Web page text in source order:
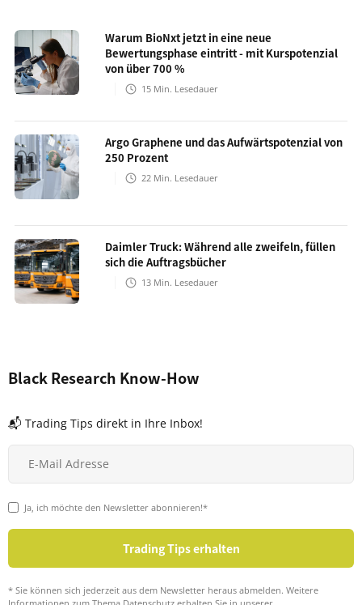
Warum BioNxt jetzt in eine neue
Bewertungsphase eintritt - mit Kurspotenzial
von über 700 %
15 Min. Lesedauer
Argo Graphene und das Aufwärtspotenzial von
250 Prozent
22 Min. Lesedauer
Daimler Truck: Während alle zweifeln, füllen
sich die Auftragsbücher
13 Min. Lesedauer
Black Research Know-How
📬 Trading Tips direkt in Ihre Inbox!
Ja, ich möchte den Newsletter abonnieren!*
* Sie können sich jederzeit aus dem Newsletter heraus abmelden. Weitere